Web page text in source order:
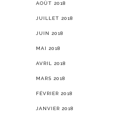
AOÛT 2018
JUILLET 2018
JUIN 2018
MAI 2018
AVRIL 2018
MARS 2018
FÉVRIER 2018
JANVIER 2018